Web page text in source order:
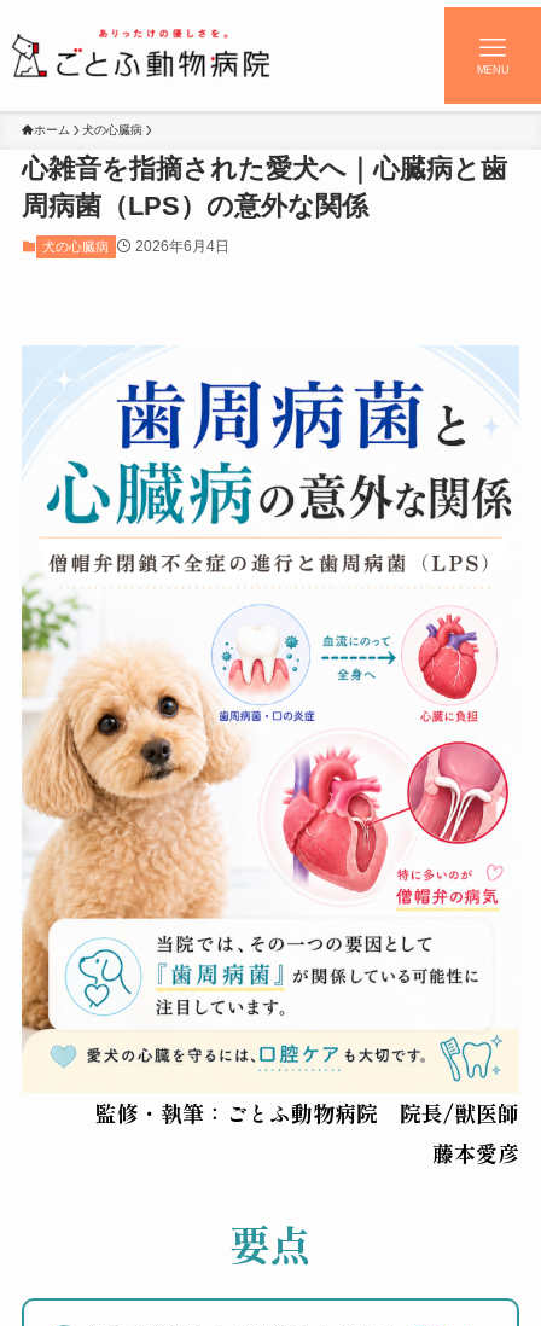
MENU
ホーム 犬の心臓病
心雑音を指摘された愛犬へ｜心臓病と歯
周病菌（LPS）の意外な関係
犬の心臓病 2026年6月4日
監修・執筆：ごとふ動物病院 院長/獣医師
藤本愛彦
要点